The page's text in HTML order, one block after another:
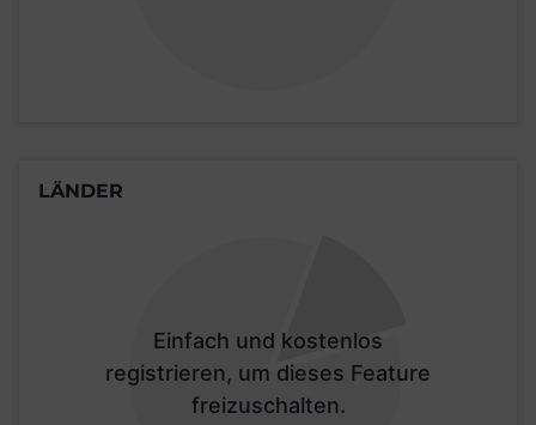
LÄNDER
Einfach und kostenlos
registrieren, um dieses Feature
freizuschalten.